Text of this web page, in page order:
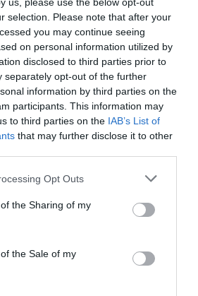
selection. Please note that after your
you may continue seeing
on personal information utilized by
disclosed to third parties prior to
separately opt-out of the further
information by third parties on the
participants. This information may
to third parties on the IAB’s List of
that may further disclose it to other
Opt Outs
the Sharing of my
the Sale of my
y Hummel, queha
a equipar al club con un
2027 . En un segundo escalafón se
presente en la manga de la
cuyo logo aparece en el
que activa en la trasera de la
sin presencia en equipación
la entidad como CaixaBank,
yla automovilística Volvo
como fuente preferida de Google
ACTIVAR AHORA